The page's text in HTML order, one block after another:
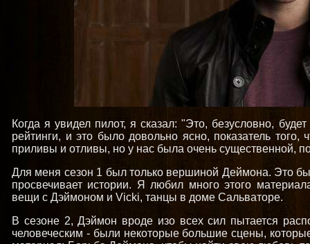
Когда я увидел пилот, я сказал: "Это, безусловно,
рейтинги, и это было довольно ясно, показатель
приливы и отливы, но у нас была очень существенной,
Для меня сезон 1 был только вершиной Деймона. Это
просвечивает истории. Я любил много этого
вещи с Дэймоном и Vicki, танцы в доме Сальваторе.
В сезоне 2, Дэймон вроде изо всех сил пытается
человеческим - были некоторые большие сцены,